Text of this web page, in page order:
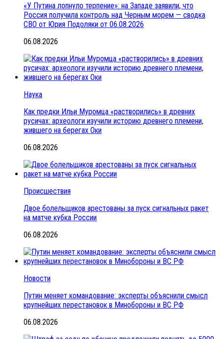
«У Путина лопнуло терпение»: на Западе заявили, что
Россия получила контроль над Черным морем — сводка
СВО от Юрия Подоляки от 06.08.2026
06.08.2026
Наука
Как предки Ильи Муромца «растворились» в древних
русичах: археологи изучили историю древнего племени,
жившего на берегах Оки
06.08.2026
Происшествия
Двое болельщиков арестованы за пуск сигнальных ракет
на матче кубка России
06.08.2026
Новости
Путин меняет командование: эксперты объяснили смысл
крупнейших перестановок в Минобороны и ВС РФ
06.08.2026